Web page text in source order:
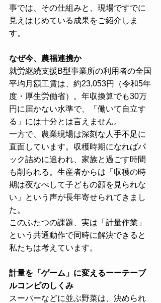
事では、その仕組みと、現場ですでに
見えはじめている成果をご紹介しま
す。
なぜ今、農福連携か
就労継続支援B型事業所の利用者の全国
平均月額工賃は、約23,053円（令和5年
度・厚生労働省）。年収換算でも30万
円に届かない水準で、「働いて自立す
る」には十分とは言えません。
一方で、農業現場は深刻な人手不足に
直面しています。収穫時期になればパ
ック詰めに追われ、家族と過ごす時間
も削られる。生産者からは「収穫の時
期は夜なべして子どもの顔を見られな
い」という声が長年寄せられてきまし
た。
このふたつの課題、実は「計量作業」
という共通動作で同時に解決できると
私たちは考えています。
計量を「ゲーム」に変えるーーテーブ
ルコンビのしくみ
スーパーなどに並ぶ野菜は、決められ